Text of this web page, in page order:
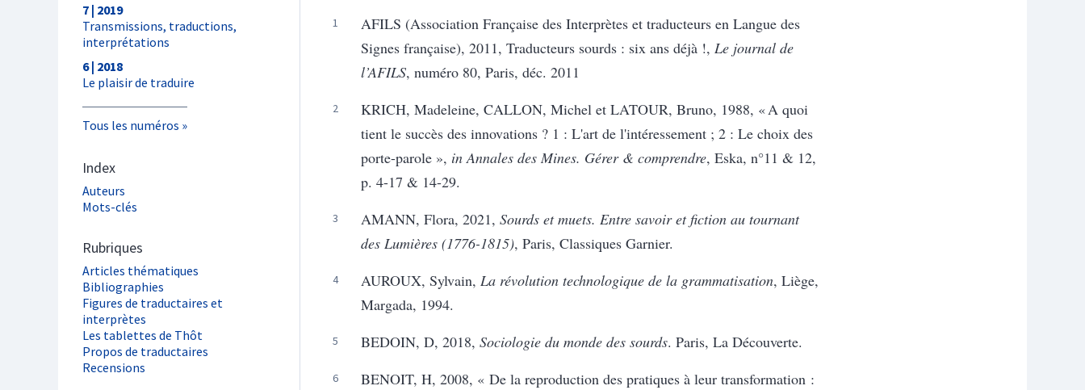
7 | 2019
Transmissions, traductions,
interprétations
6 | 2018
Le plaisir de traduire
Tous les numéros
Index
Auteurs
Mots-clés
Rubriques
Articles thématiques
Bibliographies
Figures de traductaires et
interprètes
Les tablettes de Thôt
Propos de traductaires
Recensions
AFILS (Association Française des Interprètes et traducteurs en Langue des
Signes française), 2011, Traducteurs sourds : six ans déjà !, Le journal de
l’AFILS, numéro 80, Paris, déc. 2011
KRICH, Madeleine, CALLON, Michel et LATOUR, Bruno, 1988, « A quoi
tient le succès des innovations ? 1 : L'art de l'intéressement ; 2 : Le choix des
porte-parole », in Annales des Mines. Gérer & comprendre, Eska, n°11 & 12,
p. 4-17 & 14-29.
AMANN, Flora, 2021, Sourds et muets. Entre savoir et fiction au tournant
des Lumières (1776-1815), Paris, Classiques Garnier.
AUROUX, Sylvain, La révolution technologique de la grammatisation, Liège,
Margada, 1994.
BEDOIN, D, 2018, Sociologie du monde des sourds. Paris, La Découverte.
BENOIT, H, 2008, « De la reproduction des pratiques à leur transformation :